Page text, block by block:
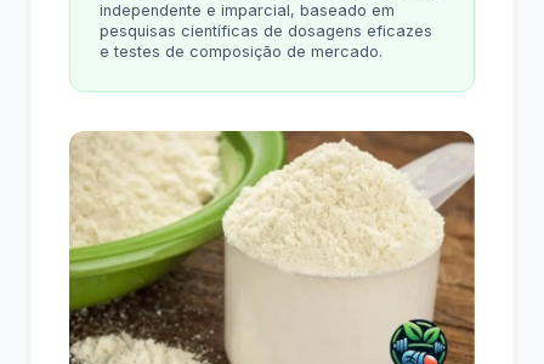
independente e imparcial, baseado em
pesquisas científicas de dosagens eficazes
e testes de composição de mercado.